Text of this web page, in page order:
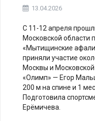
13.04.2026
С 11-12 апреля
Московской области
«Мытищинские
приняли участие
Москвы и
«Олимп» — Егор
200 м на спине и 1
Подготовила
Ерёмичева.